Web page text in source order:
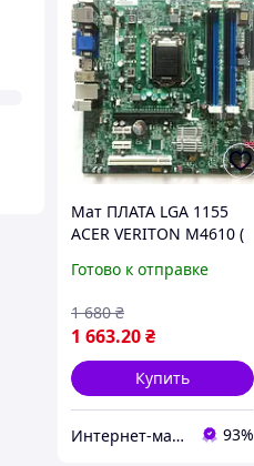
Мат ПЛАТА LGA 1155
ACER VERITON M4610 (
ВИДЕОВЫХОДОМ -
Под INTEL Core i7,i5
Готово к отправке
1 663.20₴
1 680 ₴
Купить
Интернет-магазин " Правильный Выбор " 93%